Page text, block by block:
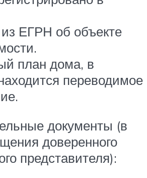
ЕГРН об объекте
план дома, в
переводимое
документы (в
доверенного
представителя):